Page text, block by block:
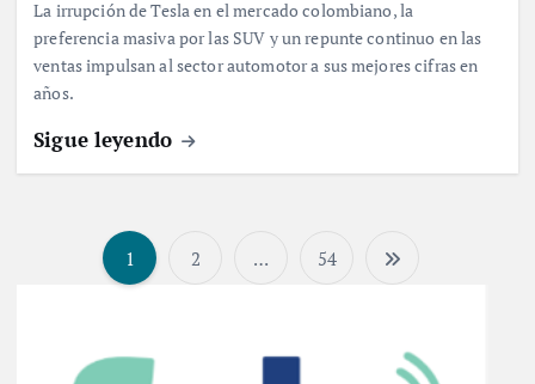
La irrupción de Tesla en el mercado colombiano, la
preferencia masiva por las SUV y un repunte continuo en las
ventas impulsan al sector automotor a sus mejores cifras en
años.
Sigue leyendo
P
a
1 2 … 54